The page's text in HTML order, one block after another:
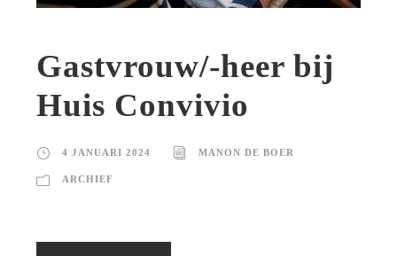
Gastvrouw/-heer bij
Huis Convivio
4 JANUARI 2024 MANON DE BOER
ARCHIEF